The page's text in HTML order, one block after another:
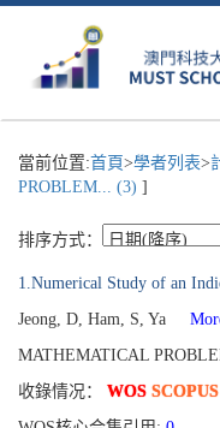
當前位置:首頁>學者列表>
PROBLEM... (3) ]
排序方式：
1.Numerical Study of an
Jeong, D, Ham, S, Ya
MATHEMATICAL
收錄情况： WOS SCOPUS